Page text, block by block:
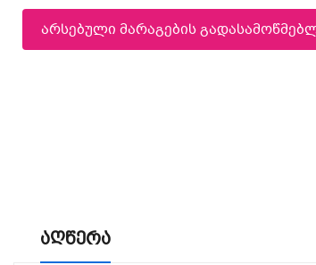
არსებული მარაგების
Აღწერა